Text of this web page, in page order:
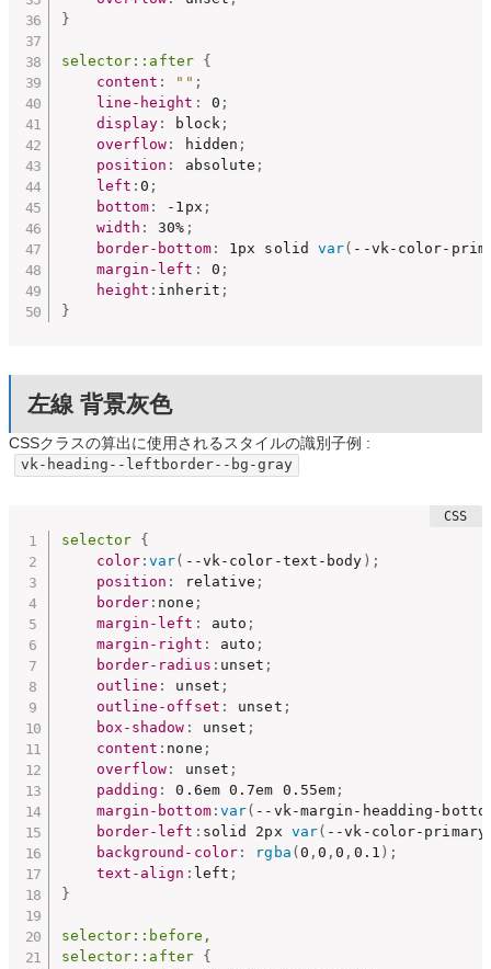
}
selector::after {
content : "" ;
line-height : 0 ;
display : block;
overflow : hidden ;
position : absolute ;
left :0 ;
bottom : -1px ;
width : 30% ;
border-bottom: 1px solid var( --vk-color-
margin-left : 0 ;
height : inherit ;
}
左線 背景灰色
CSSクラスの算出に使用されるスタイルの識別子例 :
vk-heading--leftborder--bg-gray
selector {
color :var( --vk-color-text-body ) ;
position : relative ;
border : none ;
margin-left : auto ;
margin-right : auto ;
border-radius : unset ;
outline : unset ;
outline-offset : unset ;
box-shadow : unset ;
content : none ;
overflow : unset ;
padding : 0.6em 0.7em 0.55em ;
margin-bottom: var( --vk-margin-headding-
border-left : solid 2px var( --vk-color-primary
background-color : rgba ( 0 ,0 ,0 , 0.1 ) ;
text-align : left ;
}
selector::before,
selector::after {